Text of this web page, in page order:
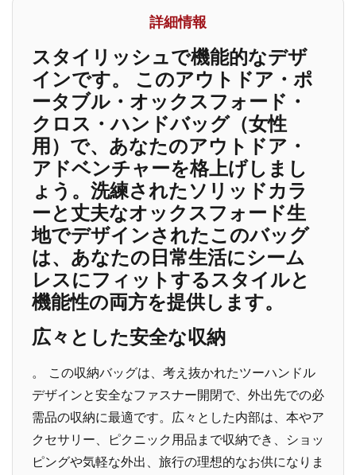
詳細情報
スタイリッシュで機能的なデザ
インです。 このアウトドア・ポ
ータブル・オックスフォード・
クロス・ハンドバッグ（女性
用）で、あなたのアウトドア・
アドベンチャーを格上げしまし
ょう。洗練されたソリッドカラ
ーと丈夫なオックスフォード生
地でデザインされたこのバッグ
は、あなたの日常生活にシーム
レスにフィットするスタイルと
機能性の両方を提供します。
広々とした安全な収納
。 この収納バッグは、考え抜かれたツーハンドル
デザインと安全なファスナー開閉で、外出先での必
需品の収納に最適です。広々とした内部は、本やア
クセサリー、ピクニック用品まで収納でき、ショッ
ピングや気軽な外出、旅行の理想的なお供になりま